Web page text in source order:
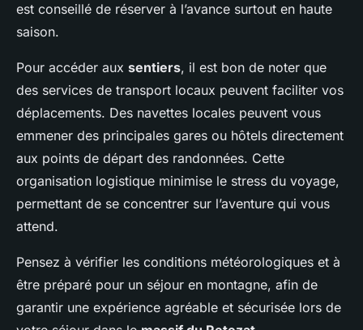
est conseillé de réserver à l’avance surtout en haute
saison.
Pour accéder aux sentiers, il est bon de noter que
des services de transport locaux peuvent faciliter vos
déplacements. Des navettes locales peuvent vous
emmener des principales gares ou hôtels directement
aux points de départ des randonnées. Cette
organisation logistique minimise le stress du voyage,
permettant de se concentrer sur l’aventure qui vous
attend.
Pensez à vérifier les conditions météorologiques et à
être préparé pour un séjour en montagne, afin de
garantir une expérience agréable et sécurisée lors de